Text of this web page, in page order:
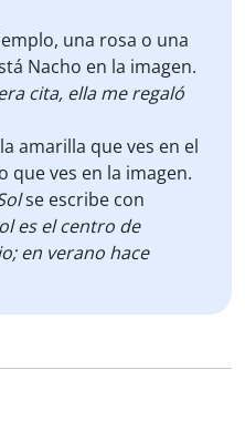
una rosa o una
Nacho en la imagen.
cita, ella me regaló
amarilla que ves en el
que ves en la imagen.
se escribe con
es el centro de
en verano hace